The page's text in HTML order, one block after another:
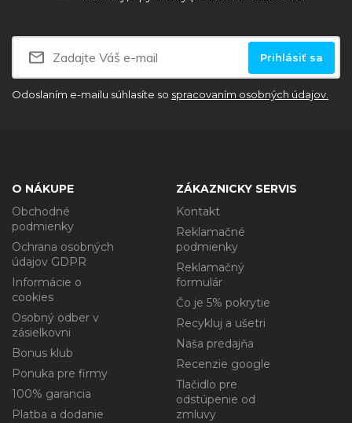
Prihlásiť sa
Odoslaním e-mailu súhlasíte so spracovaním osobných údajov.
O NÁKUPE
Obchodné
podmienky
Ochrana osobných
údajov GDPR
Informácie o
cookies
Osobný odber v
zásielkovni
Bonus klub
Ponuka pre firmy
100% garancia
Platba a dodanie
ZÁKAZNICKY SERVIS
Kontakt
Reklamačné
podmienky
Reklamačný
formulár
Čo je 5% pokrytie
Recykluj a ušetri
Naša predajňa
Recenzie google
Tlačidlo pre
odstúpenie od
zmluvy